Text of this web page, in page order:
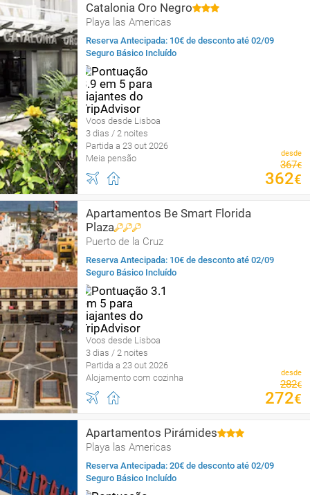
Catalonia Oro Negro
Playa las Americas
Reserva Antecipada: 10€ de desconto até 02/09
Seguro Básico Incluído
Voos desde Lisboa
3 dias / 2 noites
Partida a 23 out 2026
Meia pensão
desde
367€
362€
Apartamentos Be Smart Florida
Plaza
Puerto de la Cruz
Reserva Antecipada: 10€ de desconto até 02/09
Seguro Básico Incluído
Voos desde Lisboa
3 dias / 2 noites
Partida a 23 out 2026
Alojamento com cozinha
desde
282€
272€
Apartamentos Pirámides
Playa las Americas
Reserva Antecipada: 20€ de desconto até 02/09
Seguro Básico Incluído